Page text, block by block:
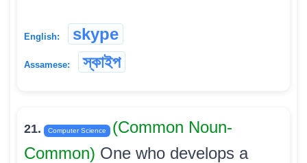
English: skype
Assamese: স্কাইপ
21. Computer Science
(Common Noun-
Common) One who develops a